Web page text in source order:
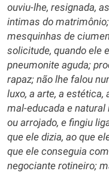
ouviu-lhe, resignada,
intimas do
mesquinhas de
solicitude, quando ele
pneumonite aguda;
rapaz; não lhe falou
luxo, a arte, a estética,
mal-educada e natural
ou arrojado, e fingiu
que ele dizia, ao que
que ele conseguia
negociante rotineiro;